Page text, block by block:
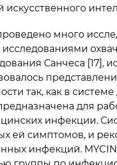
искусственного
много
Санчеса [17],
так, как в
для
инфекции.
ей симптомов, и
инфекций.